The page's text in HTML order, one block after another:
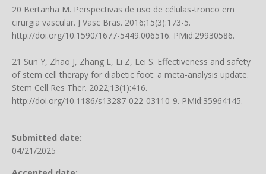
20 Bertanha M. Perspectivas de uso de células-tronco em
cirurgia vascular. J Vasc Bras. 2016;15(3):173-5.
http://doi.org/10.1590/1677-5449.006516. PMid:29930586.
21 Sun Y, Zhao J, Zhang L, Li Z, Lei S. Effectiveness and safety
of stem cell therapy for diabetic foot: a meta-analysis update.
Stem Cell Res Ther. 2022;13(1):416.
http://doi.org/10.1186/s13287-022-03110-9. PMid:35964145.
Submitted date:
04/21/2025